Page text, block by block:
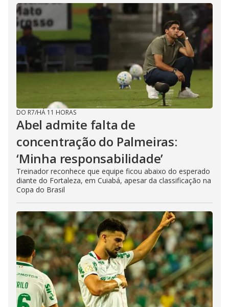
DO R7/HÁ 11 HORAS
Abel admite falta de
concentração do Palmeiras:
‘Minha responsabilidade’
Treinador reconhece que equipe ficou abaixo do esperado
diante do Fortaleza, em Cuiabá, apesar da classificação na
Copa do Brasil